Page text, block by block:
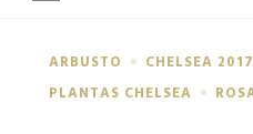
ARBUSTO CHELSEA 2017
PLANTAS CHELSEA